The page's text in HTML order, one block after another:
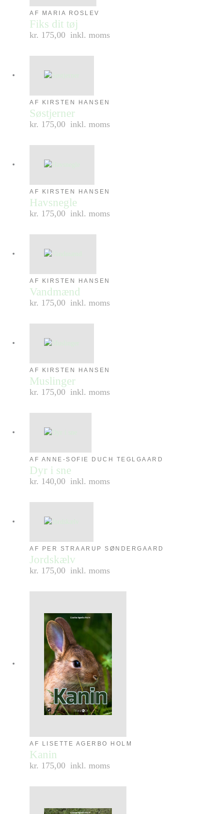
AF MARIA ROSLEV
Fiks dit tøj
kr. 175,00 inkl. moms
AF KIRSTEN HANSEN
Søstjerner
kr. 175,00 inkl. moms
AF KIRSTEN HANSEN
Havsnegle
kr. 175,00 inkl. moms
AF KIRSTEN HANSEN
Vandmænd
kr. 175,00 inkl. moms
AF KIRSTEN HANSEN
Muslinger
kr. 175,00 inkl. moms
AF ANNE-SOFIE DUCH TEGLGAARD
Dyr i sne
kr. 140,00 inkl. moms
AF PER STRAARUP SØNDERGAARD
Jordskælv
kr. 175,00 inkl. moms
AF LISETTE AGERBO HOLM
Kanin
kr. 175,00 inkl. moms